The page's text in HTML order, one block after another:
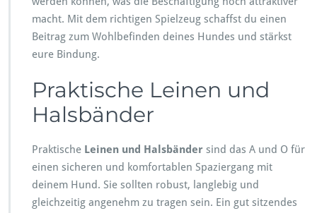
macht. Mit dem richtigen Spielzeug schaffst du einen
Beitrag zum Wohlbefinden deines Hundes und stärkst
eure Bindung.
Praktische Leinen und
Halsbänder
Praktische Leinen und Halsbänder sind das A und O für
einen sicheren und komfortablen Spaziergang mit
deinem Hund. Sie sollten robust, langlebig und
gleichzeitig angenehm zu tragen sein. Ein gut sitzendes